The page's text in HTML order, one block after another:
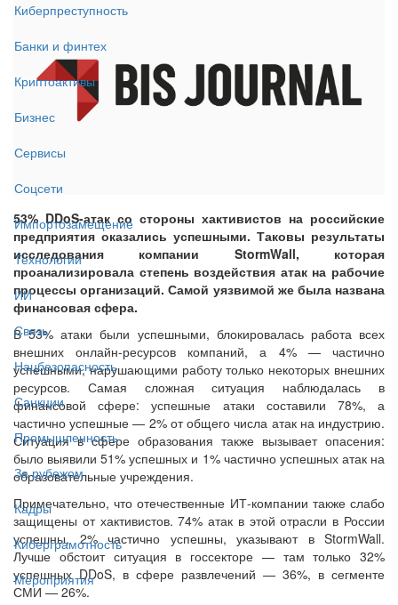
Киберпреступность
Банки и финтех
Криптоактивы
Бизнес
Сервисы
Соцсети
Импортозамещение
Технологии
ИИ
Связь
Нацбезопасность
Санкции
Промышленность
За рубежом
Кадры
Киберграмотность
Мероприятия
53% DDoS-атак со стороны хактивистов на российские
предприятия оказались успешными. Таковы результаты
исследования компании StormWall, которая
проанализировала степень воздействия атак на рабочие
процессы организаций. Самой уязвимой же была названа
финансовая сфера.
В 53% атаки были успешными, блокировалась работа всех
внешних онлайн-ресурсов компаний, а 4% — частично
успешными, нарушающими работу только некоторых внешних
ресурсов. Самая сложная ситуация наблюдалась в
финансовой сфере: успешные атаки составили 78%, а
частично успешные — 2% от общего числа атак на индустрию.
Ситуация в сфере образования также вызывает опасения:
было выявили 51% успешных и 1% частично успешных атак на
образовательные учреждения.
Примечательно, что отечественные ИТ-компании также слабо
защищены от хактивистов. 74% атак в этой отрасли в России
успешны, 2% частично успешны, указывают в StormWall.
Лучше обстоит ситуация в госсекторе — там только 32%
успешных DDoS, в сфере развлечений — 36%, в сегменте
СМИ — 26%.